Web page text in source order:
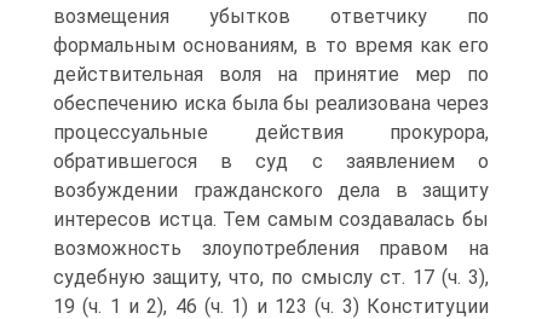
возмещения убытков ответчику по
формальным основаниям, в то время как его
действительная воля на принятие мер по
обеспечению иска была бы реализована через
процессуальные действия прокурора,
обратившегося в суд с заявлением о
возбуждении гражданского дела в защиту
интересов истца. Тем самым создавалась бы
возможность злоупотребления правом на
судебную защиту, что, по смыслу ст. 17 (ч. 3),
19 (ч. 1 и 2), 46 (ч. 1) и 123 (ч. 3) Конституции